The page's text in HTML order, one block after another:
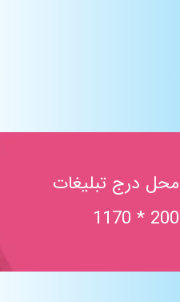
محل درج تبلیغات
200 * 1170